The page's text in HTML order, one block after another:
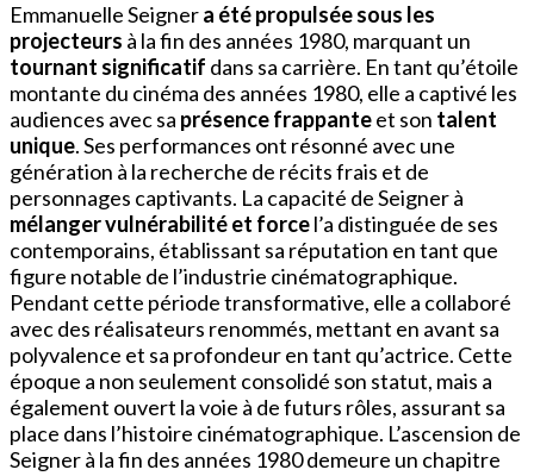
Emmanuelle Seignera été propulsée sous les
projecteurs à la fin des années 1980, marquant un
tournant significatif dans sa carrière. En tant qu’étoile
montante du cinéma des années 1980, elle a captivé les
audiences avec sa présence frappanteet son talent
unique. Ses performances ont résonné avec une
génération à la recherche de récits frais et de
personnages captivants. La capacité de Seigner à
mélanger vulnérabilité et forcel’a distinguée de ses
contemporains, établissant sa réputation en tant que
figure notable de l’industrie cinématographique.
Pendant cette période transformative, elle a collaboré
avec des réalisateurs renommés, mettant en avant sa
polyvalence et sa profondeur en tant qu’actrice. Cette
époque a non seulement consolidé son statut, mais a
également ouvert la voie à de futurs rôles, assurant sa
place dans l’histoire cinématographique. L’ascension de
Seigner à la fin des années 1980 demeure un chapitre